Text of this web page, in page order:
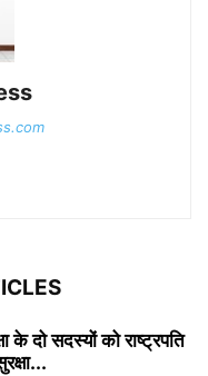
के दो सदस्यों को राष्ट्रपति